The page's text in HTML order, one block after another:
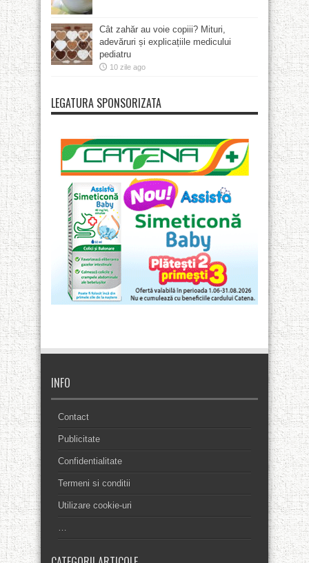
Cât zahăr au voie copiii? Mituri,
adevăruri și explicațiile medicului
pediatru
10 zile ago
LEGATURA SPONSORIZATA
INFO
Contact
Publicitate
Confidentialitate
Termeni si conditii
Utilizare cookie-uri